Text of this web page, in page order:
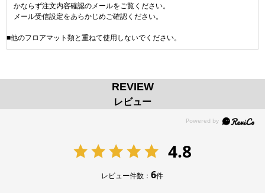
かならず注文内容確認のメールをご覧ください。
メール受信設定をあらかじめご確認ください。
■他のフロアマット類と重ねて使用しないでください。
REVIEW
レビュー
4.8
レビュー件数：6件